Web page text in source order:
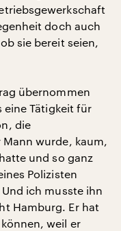
doch auch
sie bereit seien,
übernommen
Tätigkeit für
die
wurde, kaum,
und so ganz
Polizisten
ich musste ihn
Hamburg. Er hat
weil er